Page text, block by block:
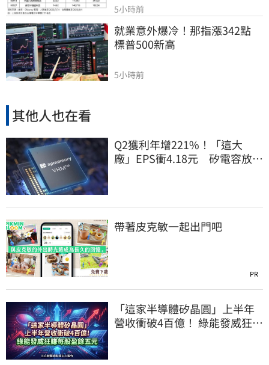
5小時前
就業意外爆冷！那指漲342點
標普500新高
5小時前
其他人也在看
Q2獲利年增221%！「這大
廠」EPS衝4.18元 矽電容放量
帶著皮克敏一起出門吧
PR
「這家半導體矽晶圓」上半年
營收衝破4百億！ 綠能發威狂賺